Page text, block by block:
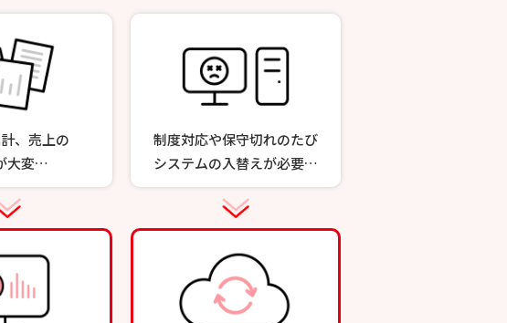
、売上の
大変…
制度対応や保守切れのたび
システムの入替えが必要…